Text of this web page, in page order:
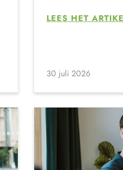
LEES HET
30 juli 2026